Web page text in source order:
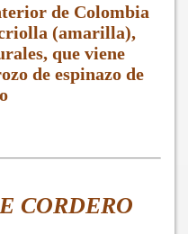
de Colombia
(amarilla),
que viene
de espinazo de
CORDERO